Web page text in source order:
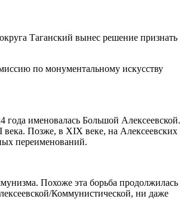
Таганский вынес решение признать
по монументальному искусству
года именовалась Большой Алексеевской.
Позже, в XIX веке, на Алексеевских
переименований.
Похоже эта борьба продолжилась
Коммунистической, ни даже